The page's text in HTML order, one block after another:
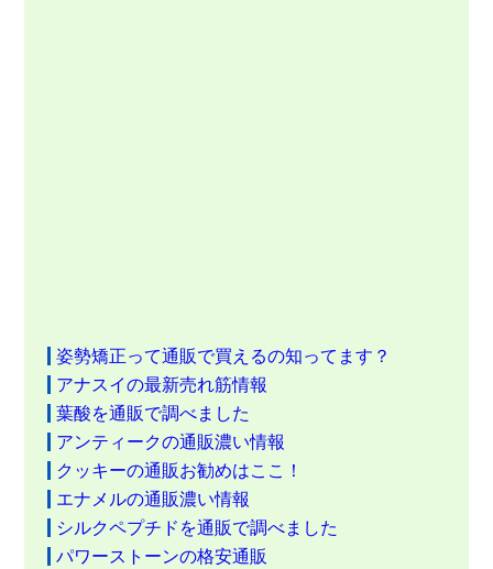
姿勢矯正って通販で買えるの知ってます？
アナスイの最新売れ筋情報
葉酸を通販で調べました
アンティークの通販濃い情報
クッキーの通販お勧めはここ！
エナメルの通販濃い情報
シルクペプチドを通販で調べました
パワーストーンの格安通販